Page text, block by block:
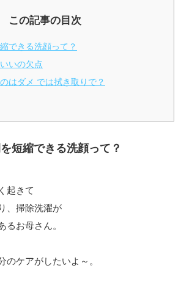
この記事の目次
できる洗顔って？
いの欠点
はダメ では拭き取りで？
短縮できる洗顔って？
起きて
、掃除洗濯が
るお母さん。
のケアがしたいよ～。